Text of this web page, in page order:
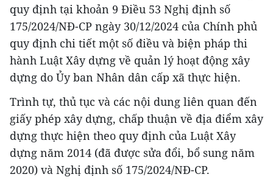
quy định tại khoản 9 Điều 53 Nghị định số
175/2024/NĐ-CP ngày 30/12/2024 của Chính phủ
quy định chi tiết một số điều và biện pháp thi
hành Luật Xây dựng về quản lý hoạt động xây
dựng do Ủy ban Nhân dân cấp xã thực hiện.
Trình tự, thủ tục và các nội dung liên quan đến
giấy phép xây dựng, chấp thuận về địa điểm xây
dựng thực hiện theo quy định của Luật Xây
dựng năm 2014 (đã được sửa đổi, bổ sung năm
2020) và Nghị định số 175/2024/NĐ-CP.